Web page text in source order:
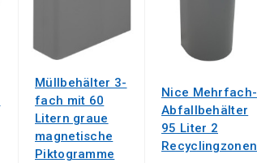
Müllbehälter 3-
fach mit 60
Litern graue
magnetische
Piktogramme
Nice Mehrfach-
Abfallbehälter
95 Liter 2
Recyclingzonen